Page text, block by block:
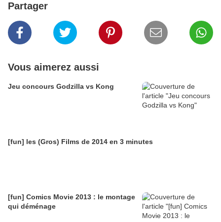
Partager
Vous aimerez aussi
Jeu concours Godzilla vs Kong
[fun] les (Gros) Films de 2014 en 3 minutes
[fun] Comics Movie 2013 : le montage
qui déménage